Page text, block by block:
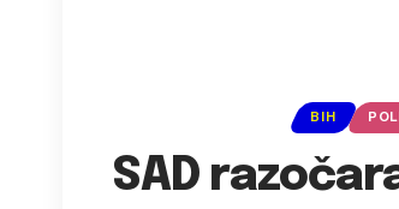
BIH
SAD